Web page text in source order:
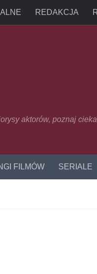
REDAKCJA
aktorów, poznaj
FILMÓW SERIALE